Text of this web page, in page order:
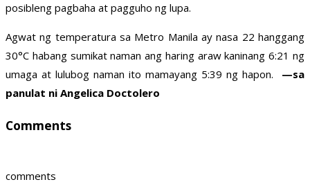
posibleng pagbaha at pagguho ng lupa.
Agwat ng temperatura sa Metro Manila ay nasa 22 hanggang
30°C habang sumikat naman ang haring araw kaninang 6:21 ng
umaga at lulubog naman ito mamayang 5:39 ng hapon. —sa
panulat ni Angelica Doctolero
Comments
comments